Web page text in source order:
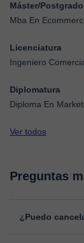
Máster/Postgrado
Mba En
Licenciatura
Ingeniero
Diplomatura
Diploma En
Ver todos
Preguntas
¿Puedo